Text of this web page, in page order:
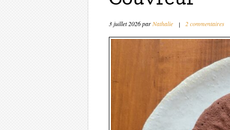
3 juillet 2026parNathalie | 2 commentaires